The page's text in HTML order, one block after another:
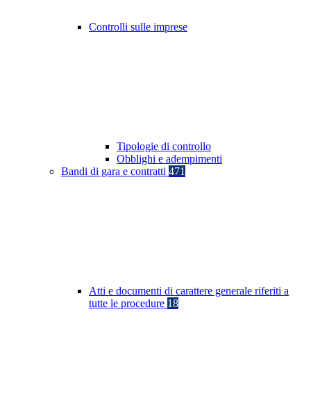
Controlli sulle imprese
Tipologie di controllo
Obblighi e adempimenti
Bandi di gara e contratti 471
Atti e documenti di carattere generale riferiti a
tutte le procedure 18